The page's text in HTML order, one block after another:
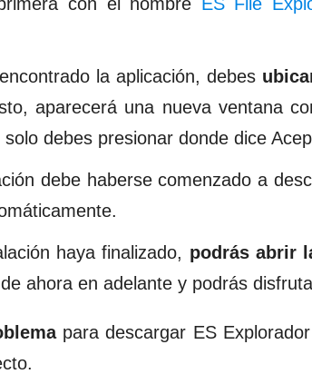
la aplicación, debes
aparecerá una nueva ventana
debes presionar donde dice
debe haberse comenzado a
haya finalizado, podrás abrir
ahora en adelante y podrás
para descargar ES